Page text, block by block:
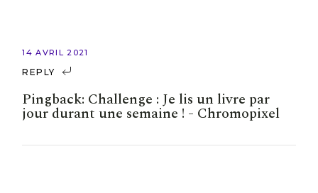
14 AVRIL 2021
REPLY
Pingback: Challenge : Je lis un livre par
jour durant une semaine ! - Chromopixel